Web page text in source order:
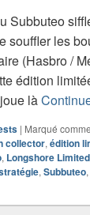
Subbuteo
souffler les
(Hasbro /
édition
là
| Marqué comme
collector, édition
, Longshore Limited
, Subbuteo,